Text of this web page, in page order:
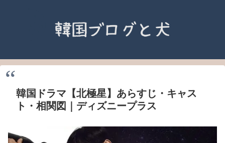
韓国ドラマ【北極星】あらすじ・キャス
ト・相関図｜ディズニープラス